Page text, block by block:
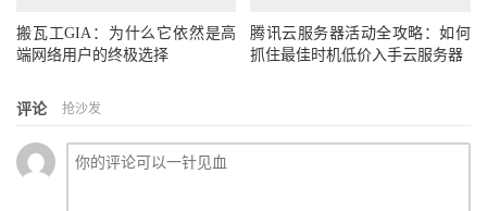
搬瓦工GIA：为什么它依然是高
端网络用户的终极选择
腾讯云服务器活动全攻略：如何
抓住最佳时机低价入手云服务器
评论 抢沙发